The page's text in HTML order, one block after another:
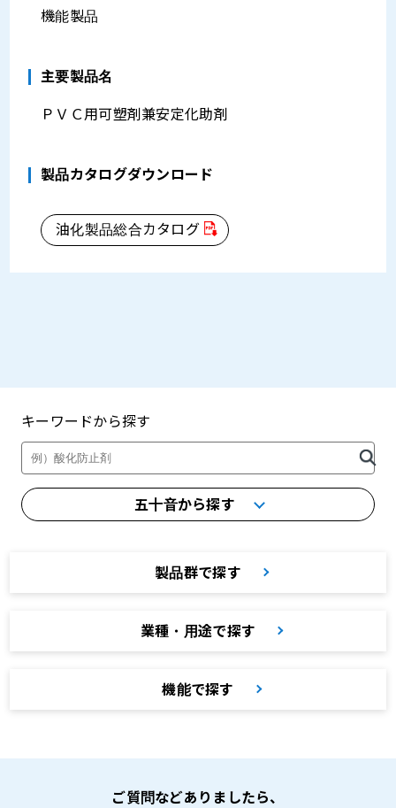
機能製品
主要製品名
ＰＶＣ用可塑剤兼安定化助剤
製品カタログダウンロード
油化製品総合カタログ
キーワードから探す
五十音から探す
製品群で探す
業種・用途で探す
機能で探す
ご質問などありましたら、